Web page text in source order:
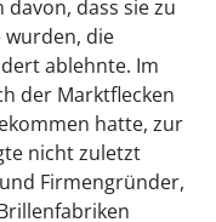
dass sie zu
die
ablehnte. Im
der Marktflecken
hatte, zur
nicht zuletzt
Firmengründer,